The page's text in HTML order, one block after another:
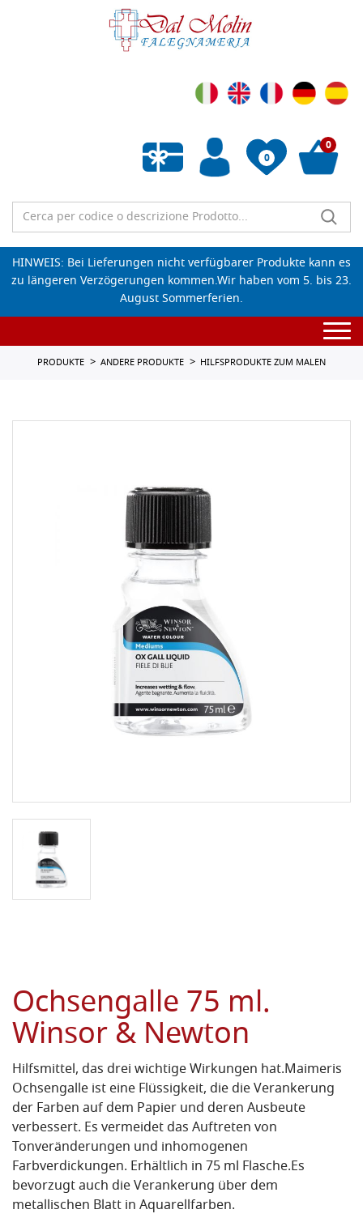
0
Wunschliste leeren
0
HINWEIS: Bei Lieferungen nicht verfügbarer Produkte kann es
zu längeren Verzögerungen kommen.Wir haben vom 5. bis 23.
August Sommerferien.
PRODUKTE ANDERE PRODUKTE HILFSPRODUKTE ZUM MALEN
Ochsengalle 75 ml.
Winsor & Newton
Hilfsmittel, das drei wichtige Wirkungen hat.Maimeris
Ochsengalle ist eine Flüssigkeit, die die Verankerung
der Farben auf dem Papier und deren Ausbeute
verbessert. Es vermeidet das Auftreten von
Tonveränderungen und inhomogenen
Farbverdickungen. Erhältlich in 75 ml Flasche.Es
bevorzugt auch die Verankerung über dem
metallischen Blatt in Aquarellfarben.